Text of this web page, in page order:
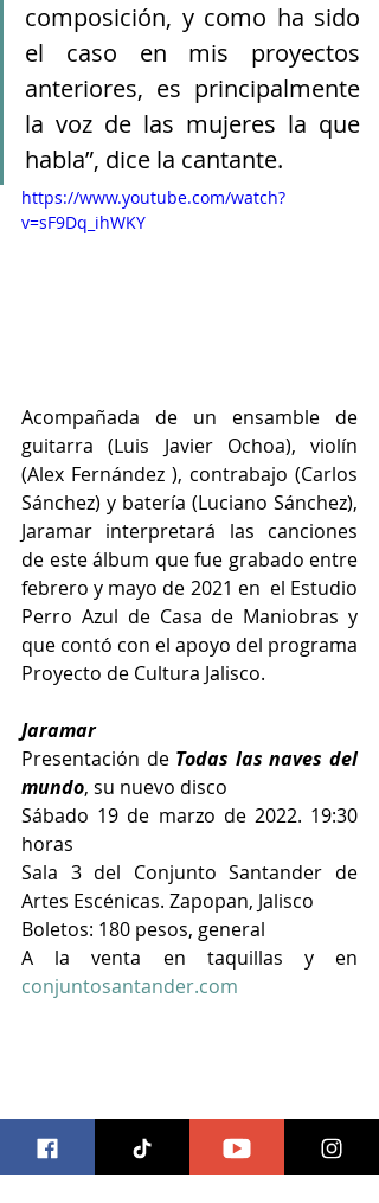
composición, y como ha sido
el caso en mis proyectos
anteriores, es principalmente
la voz de las mujeres la que
habla”, dice la cantante.
https://www.youtube.com/watch?
v=sF9Dq_ihWKY
Acompañada de un ensamble de
guitarra (Luis Javier Ochoa), violín
(Alex Fernández ), contrabajo (Carlos
Sánchez) y batería (Luciano Sánchez),
Jaramar interpretará las canciones
de este álbum que fue grabado entre
febrero y mayo de 2021 en  el Estudio
Perro Azul de Casa de Maniobras y
que contó con el apoyo del programa
Proyecto de Cultura Jalisco.
Jaramar
Presentación de Todas las naves del
mundo, su nuevo disco
Sábado 19 de marzo de 2022. 19:30
horas
Sala 3 del Conjunto Santander de
Artes Escénicas. Zapopan, Jalisco
Boletos: 180 pesos, general
conjuntosantander.com